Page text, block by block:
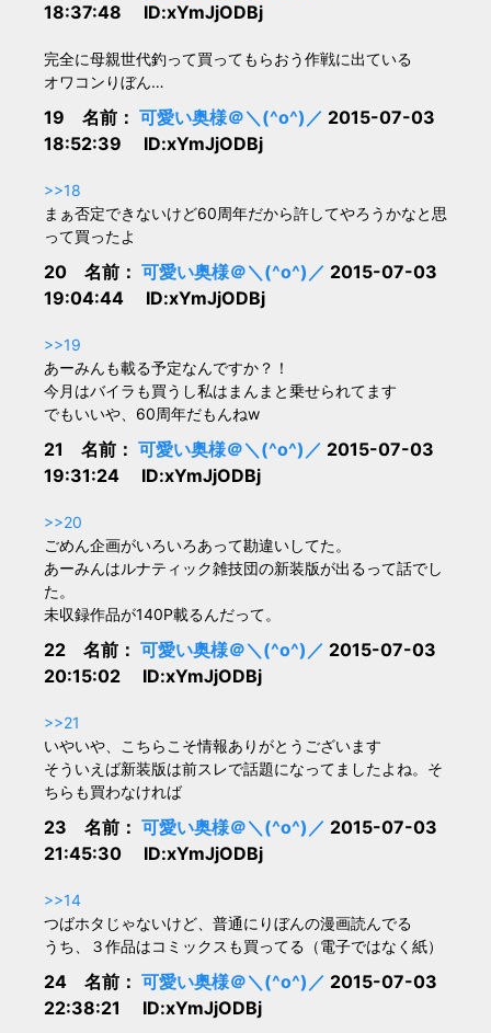
18:37:48 ID:xYmJjODBj
完全に母親世代釣って買ってもらおう作戦に出ている
オワコンりぼん…
19 名前： 可愛い奥様＠＼(^o^)／ 2015-07-03
18:52:39 ID:xYmJjODBj
>>18
まぁ否定できないけど60周年だから許してやろうかなと思
って買ったよ
20 名前： 可愛い奥様＠＼(^o^)／ 2015-07-03
19:04:44 ID:xYmJjODBj
>>19
あーみんも載る予定なんですか？！
今月はバイラも買うし私はまんまと乗せられてます
でもいいや、60周年だもんねw
21 名前： 可愛い奥様＠＼(^o^)／ 2015-07-03
19:31:24 ID:xYmJjODBj
>>20
ごめん企画がいろいろあって勘違いしてた。
あーみんはルナティック雑技団の新装版が出るって話でし
た。
未収録作品が140P載るんだって。
22 名前： 可愛い奥様＠＼(^o^)／ 2015-07-03
20:15:02 ID:xYmJjODBj
>>21
いやいや、こちらこそ情報ありがとうございます
そういえば新装版は前スレで話題になってましたよね。そ
ちらも買わなければ
23 名前： 可愛い奥様＠＼(^o^)／ 2015-07-03
21:45:30 ID:xYmJjODBj
>>14
つばホタじゃないけど、普通にりぼんの漫画読んでる
うち、３作品はコミックスも買ってる（電子ではなく紙）
24 名前： 可愛い奥様＠＼(^o^)／ 2015-07-03
22:38:21 ID:xYmJjODBj